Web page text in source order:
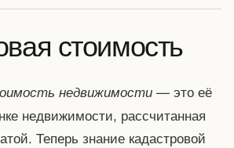
стоимость
недвижимости — это её
недвижимости, рассчитанная
Теперь знание кадастровой